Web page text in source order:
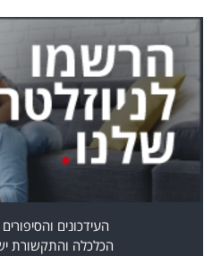
העידכונים
הכלכלה והתקשורת